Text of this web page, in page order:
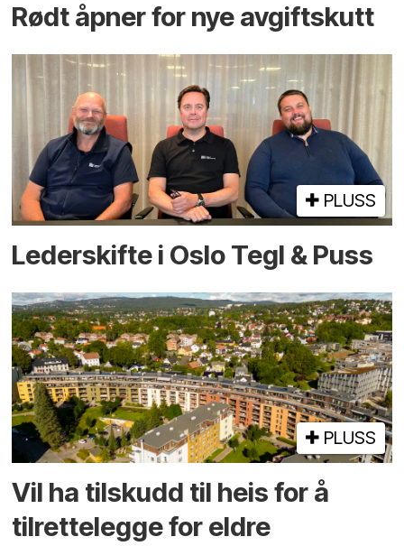
Rødt åpner for nye avgiftskutt
PLUSS
Lederskifte i Oslo Tegl & Puss
PLUSS
Vil ha tilskudd til heis for å
tilrettelegge for eldre